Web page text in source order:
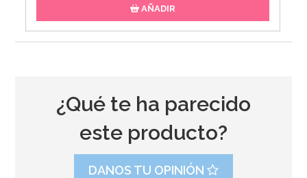
AÑADIR
¿Qué te ha parecido
este producto?
DANOS TU OPINIÓN